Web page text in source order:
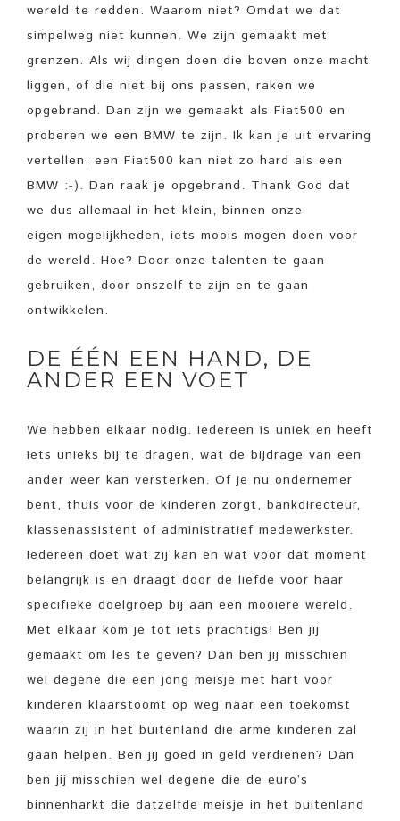
wereld te redden. Waarom niet? Omdat we dat
simpelweg niet kunnen. We zijn gemaakt met
grenzen. Als wij dingen doen die boven onze macht
liggen, of die niet bij ons passen, raken we
opgebrand. Dan zijn we gemaakt als Fiat500 en
proberen we een BMW te zijn. Ik kan je uit ervaring
vertellen; een Fiat500 kan niet zo hard als een
BMW :-). Dan raak je opgebrand. Thank God dat
we dus allemaal in het klein, binnen onze
eigen mogelijkheden, iets moois mogen doen voor
de wereld. Hoe? Door onze talenten te gaan
gebruiken, door onszelf te zijn en te gaan
ontwikkelen.
DE ÉÉN EEN HAND, DE
ANDER EEN VOET
We hebben elkaar nodig. Iedereen is uniek en heeft
iets unieks bij te dragen, wat de bijdrage van een
ander weer kan versterken. Of je nu ondernemer
bent, thuis voor de kinderen zorgt, bankdirecteur,
klassenassistent of administratief medewerkster.
Iedereen doet wat zij kan en wat voor dat moment
belangrijk is en draagt door de liefde voor haar
specifieke doelgroep bij aan een mooiere wereld.
Met elkaar kom je tot iets prachtigs! Ben jij
gemaakt om les te geven? Dan ben jij misschien
wel degene die een jong meisje met hart voor
kinderen klaarstoomt op weg naar een toekomst
waarin zij in het buitenland die arme kinderen zal
gaan helpen. Ben jij goed in geld verdienen? Dan
ben jij misschien wel degene die de euro’s
binnenharkt die datzelfde meisje in het buitenland